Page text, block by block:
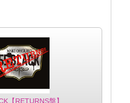
【RETURNS盤】